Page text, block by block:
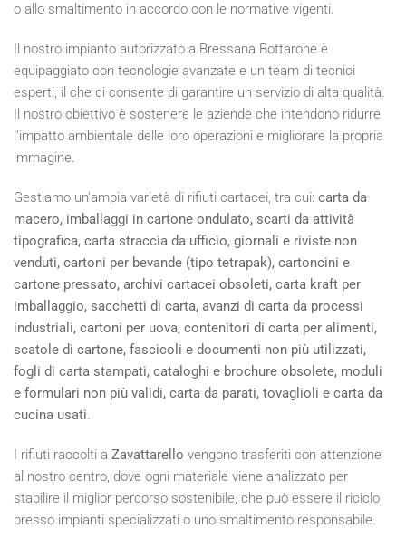
o allo smaltimento in accordo con le normative vigenti.
Il nostro impianto autorizzato a Bressana Bottarone è
equipaggiato con tecnologie avanzate e un team di tecnici
esperti, il che ci consente di garantire un servizio di alta qualità.
Il nostro obiettivo è sostenere le aziende che intendono ridurre
l'impatto ambientale delle loro operazioni e migliorare la propria
immagine.
Gestiamo un'ampia varietà di rifiuti cartacei, tra cui: carta da
macero, imballaggi in cartone ondulato, scarti da attività
tipografica, carta straccia da ufficio, giornali e riviste non
venduti, cartoni per bevande (tipo tetrapak), cartoncini e
cartone pressato, archivi cartacei obsoleti, carta kraft per
imballaggio, sacchetti di carta, avanzi di carta da processi
industriali, cartoni per uova, contenitori di carta per alimenti,
scatole di cartone, fascicoli e documenti non più utilizzati,
fogli di carta stampati, cataloghi e brochure obsolete, moduli
e formulari non più validi, carta da parati, tovaglioli e carta da
cucina usati.
I rifiuti raccolti a Zavattarello vengono trasferiti con attenzione
al nostro centro, dove ogni materiale viene analizzato per
stabilire il miglior percorso sostenibile, che può essere il riciclo
presso impianti specializzati o uno smaltimento responsabile.